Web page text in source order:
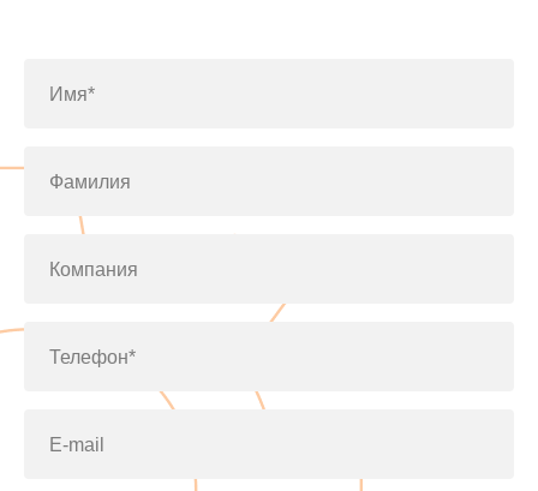
Имя*
Фамилия
Компания
Телефон*
E-mail